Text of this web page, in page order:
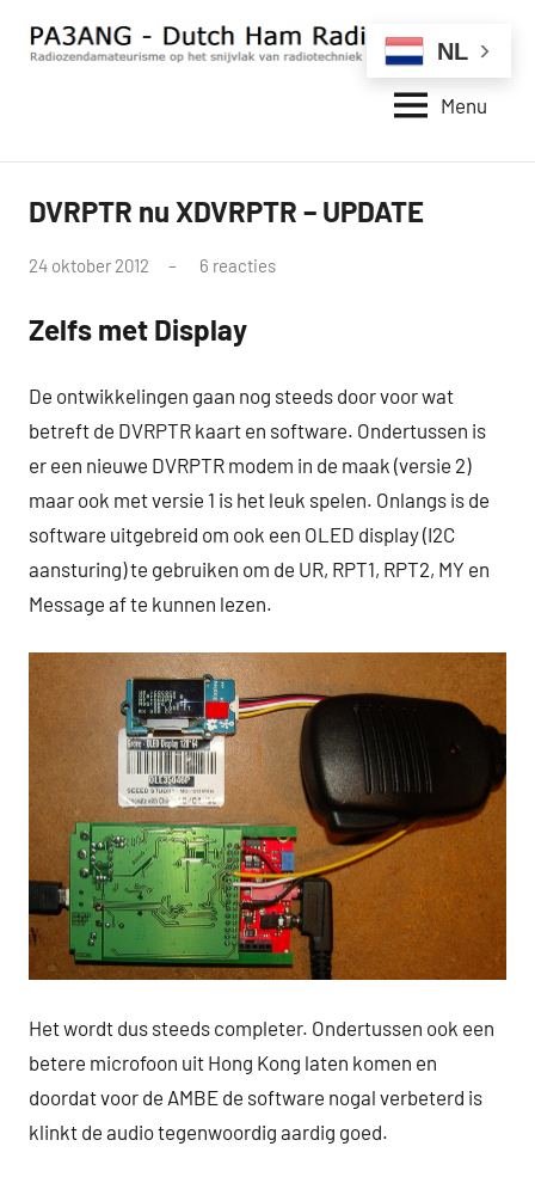
–
Dutch
Radio
Station
Weblog
snijvlak
radiotechniek
internet.
Menu
D-
DVRPTR nu XDVRPTR – UPDATE
door
24 oktober 2012 6 reacties
Zelfs met Display
De ontwikkelingen gaan nog steeds door voor wat
betreft de DVRPTR kaart en software. Ondertussen is
er een nieuwe DVRPTR modem in de maak (versie 2)
maar ook met versie 1 is het leuk spelen. Onlangs is de
software uitgebreid om ook een OLED display (I2C
aansturing) te gebruiken om de UR, RPT1, RPT2, MY en
Message af te kunnen lezen.
Het wordt dus steeds completer. Ondertussen ook een
betere microfoon uit Hong Kong laten komen en
doordat voor de AMBE de software nogal verbeterd is
klinkt de audio tegenwoordig aardig goed.
NL